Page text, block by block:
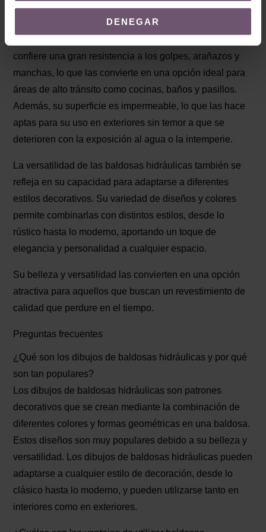
DENEGAR
confiere una gran resistencia a los golpes, arañazos y
manchas, lo que las convierte en una opción ideal para
áreas de alto tránsito como cocinas, baños y pasillos.
Además, su superficie es impermeable, lo que las hace
aptas para su uso en exteriores sin temor a que se
deterioren con la exposición al agua o la intemperie.
La versatilidad de las baldosas hidráulicas también se
refleja en su capacidad para adaptarse a diferentes
estilos decorativos. Su variedad de diseños y colores
permite combinarlas con distintos estilos, desde lo
rústico hasta lo moderno, aportando un toque de
elegancia y personalidad a cualquier espacio.
Su belleza y versatilidad las convierten en una opción
atractiva para aquellos que buscan un revestimiento de
calidad que perdure en el tiempo.
Preguntas frecuentes
¿Qué son los dibujos de baldosas hidráulicas y por qué
son tan populares?
Los dibujos de baldosas hidráulicas son patrones
decorativos que se crean mediante la combinación de
diferentes colores y formas geométricas en una baldosa.
Estos diseños son muy populares debido a su belleza y
versatilidad. Los dibujos de baldosas hidráulicas pueden
adaptarse a cualquier estilo de decoración, desde lo
clásico hasta lo moderno, y pueden utilizarse tanto en
interiores como en exteriores.